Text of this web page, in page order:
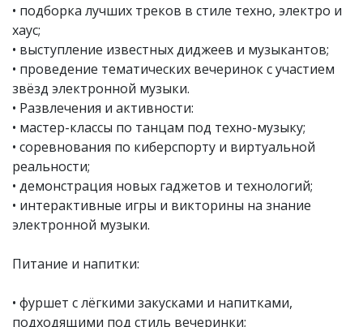
• подборка лучших треков в стиле техно, электро и
хаус;
• выступление известных диджеев и музыкантов;
• проведение тематических вечеринок с участием
звёзд электронной музыки.
• Развлечения и активности:
• мастер-классы по танцам под техно-музыку;
• соревнования по киберспорту и виртуальной
реальности;
• демонстрация новых гаджетов и технологий;
• интерактивные игры и викторины на знание
электронной музыки.
Питание и напитки:
• фуршет с лёгкими закусками и напитками,
подходящими под стиль вечеринки;